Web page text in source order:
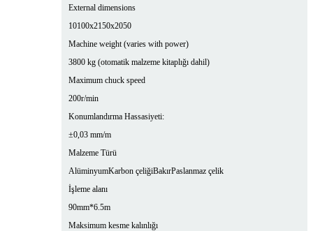
External dimensions
10100x2150x2050
Machine weight (varies with power)
3800 kg (otomatik malzeme kitaplığı dahil)
Maximum chuck speed
200r/min
Konumlandırma Hassasiyeti:
±0,03 mm/m
Malzeme Türü
AlüminyumKarbon çeliğiBakırPaslanmaz çelik
İşleme alanı
90mm*6.5m
Maksimum kesme kalınlığı